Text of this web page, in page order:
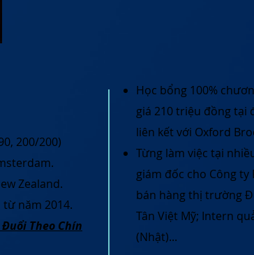
200/200)
Zealand.
từ năm 2014.
Đuổi Theo Chín
Học bổng 100%
giá 210 triệu đồng tại
liên kết với Oxford
Từng làm việc tại
giám đốc cho Công ty
bán hàng thị trường
Tân Việt Mỹ; Intern
(Nhật)...